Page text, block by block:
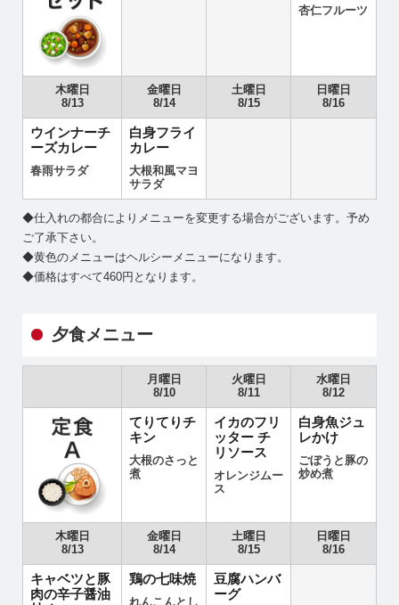
杏仁フルーツ
木曜日
8/13
金曜日
8/14
土曜日
8/15
日曜日
8/16
ウインナーチ
ーズカレー
春雨サラダ
白身フライ
カレー
大根和風マヨ
サラダ
◆仕入れの都合によりメニューを変更する場合がございます。予め
ご了承下さい。
◆黄色のメニューはヘルシーメニューになります。
◆価格はすべて460円となります。
夕食メニュー
月曜日
8/10
火曜日
8/11
水曜日
8/12
てりてりチ
キン
大根のさっと
煮
イカのフリ
ッター チ
リソース
オレンジムー
ス
白身魚ジュ
レかけ
ごぼうと豚の
炒め煮
木曜日
8/13
金曜日
8/14
土曜日
8/15
日曜日
8/16
キャベツと豚
肉の辛子醤油
鶏の七味焼
れんこんとし
豆腐ハンバ
ーグ